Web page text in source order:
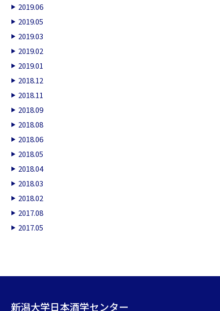
2019.06
2019.05
2019.03
2019.02
2019.01
2018.12
2018.11
2018.09
2018.08
2018.06
2018.05
2018.04
2018.03
2018.02
2017.08
2017.05
新潟大学日本酒学センター